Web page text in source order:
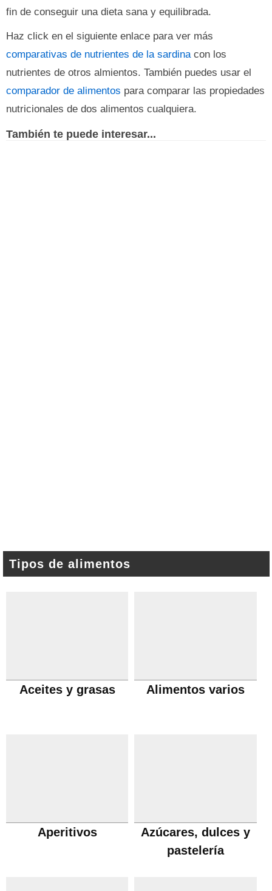
fin de conseguir una dieta sana y equilibrada.
Haz click en el siguiente enlace para ver más
comparativas de nutrientes de la sardinacon los
nutrientes de otros almientos. También puedes usar el
comparador de alimentos para comparar las propiedades
nutricionales de dos alimentos cualquiera.
También te puede interesar...
Tipos de alimentos
Aceites y grasas Alimentos varios
Aperitivos
Azúcares, dulces y
pastelería